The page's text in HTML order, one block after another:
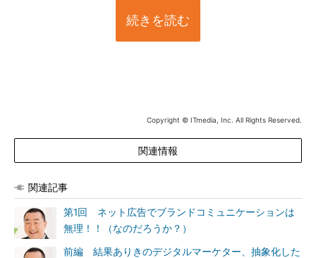
続きを読む
Copyright © ITmedia, Inc. All Rights Reserved.
関連情報
関連記事
第1回 ネット広告でブランドコミュニケーションは
無理！！（なのだろうか？）
前編 結果ありきのデジタルマーケター、抽象化した